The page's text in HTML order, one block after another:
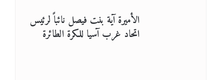
الأميرة آية بنت فيصل نائباً لرئيس
اتحاد غرب آسيا للكرة الطائرة